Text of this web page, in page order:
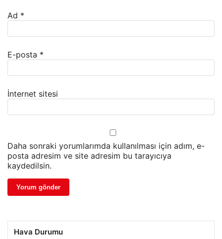
Ad *
E-posta *
İnternet sitesi
Daha sonraki yorumlarımda kullanılması için adım, e-
posta adresim ve site adresim bu tarayıcıya
kaydedilsin.
Hava Durumu